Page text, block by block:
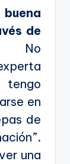
de
No
en
de
una